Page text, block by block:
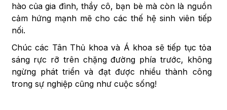
hào của gia đình, thầy cô, bạn bè mà còn là nguồn
cảm hứng mạnh mẽ cho các thế hệ sinh viên tiếp
nối.
Chúc các Tân Thủ khoa và Á khoa sẽ tiếp tục tỏa
sáng rực rỡ trên chặng đường phía trước, không
ngừng phát triển và đạt được nhiều thành công
trong sự nghiệp cũng như cuộc sống!